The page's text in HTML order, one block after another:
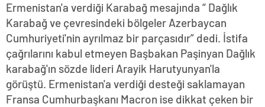
Ermenistan'a verdiği Karabağ mesajında “ Dağlık
Karabağ ve çevresindeki bölgeler Azerbaycan
Cumhuriyeti'nin ayrılmaz bir parçasıdır” dedi. İstifa
çağrılarını kabul etmeyen Başbakan Paşinyan Dağlık
karabağ'ın sözde lideri Arayik Harutyunyan'la
görüştü. Ermenistan'a verdiği desteği saklamayan
Fransa Cumhurbaşkanı Macron ise dikkat çeken bir